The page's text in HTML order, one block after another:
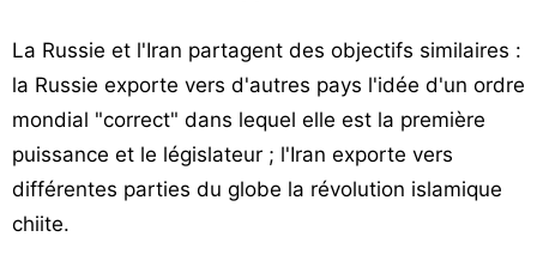
La Russie et l'Iran partagent des objectifs similaires :
la Russie exporte vers d'autres pays l'idée d'un ordre
mondial "correct" dans lequel elle est la première
puissance et le législateur ; l'Iran exporte vers
différentes parties du globe la révolution islamique
chiite.